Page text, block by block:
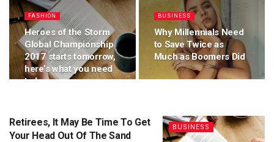
FASHION
Heroes of the Storm
Global Championship
2017 starts tomorrow,
here’s what you need
to know
BUSINESS
Why Millennials Need
to Save Twice as
Much as Boomers Did
BUSINESS
Retirees, It May Be Time To Get
Your Head Out Of The Sand